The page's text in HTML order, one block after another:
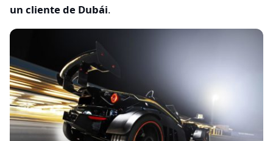
un cliente de Dubái.